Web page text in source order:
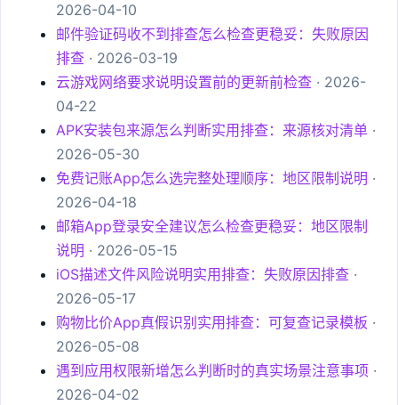
2026-04-10
邮件验证码收不到排查怎么检查更稳妥：失败原因
排查 · 2026-03-19
云游戏网络要求说明设置前的更新前检查 · 2026-
04-22
APK安装包来源怎么判断实用排查：来源核对清单 ·
2026-05-30
免费记账App怎么选完整处理顺序：地区限制说明 ·
2026-04-18
邮箱App登录安全建议怎么检查更稳妥：地区限制
说明 · 2026-05-15
iOS描述文件风险说明实用排查：失败原因排查 ·
2026-05-17
购物比价App真假识别实用排查：可复查记录模板 ·
2026-05-08
遇到应用权限新增怎么判断时的真实场景注意事项 ·
2026-04-02